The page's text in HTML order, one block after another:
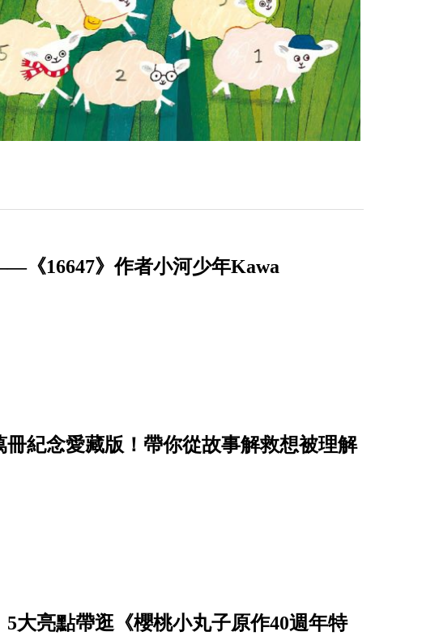
《16647》作者小河少年Kawa
紀念愛藏版！帶你從故事解救想被理解
大亮點帶逛《櫻桃小丸子原作40週年特